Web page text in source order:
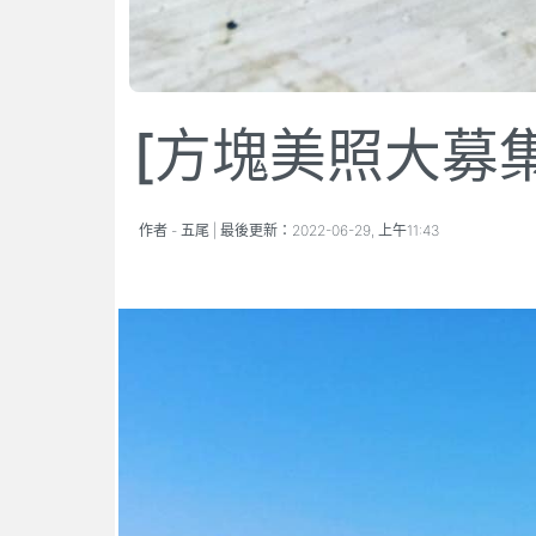
[方塊美照大募
作者 - 五尾 | 最後更新： 2022-06-29, 上午11:43